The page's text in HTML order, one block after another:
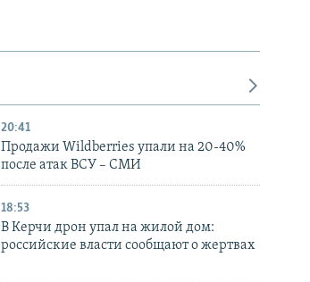
20:41
Продажи Wildberries упали на 20-40%
после атак ВСУ – СМИ
18:53
В Керчи дрон упал на жилой дом:
российские власти сообщают о жертвах